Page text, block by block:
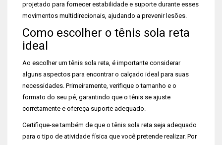
projetado para fornecer estabilidade e suporte durante esses
movimentos multidirecionais, ajudando a prevenir lesões.
Como escolher o tênis sola reta
ideal
Ao escolher um tênis sola reta, é importante considerar
alguns aspectos para encontrar o calçado ideal para suas
necessidades. Primeiramente, verifique o tamanho e o
formato do seu pé, garantindo que o tênis se ajuste
corretamente e ofereça suporte adequado.
Certifique-se também de que o tênis sola reta seja adequado
para o tipo de atividade física que você pretende realizar. Por